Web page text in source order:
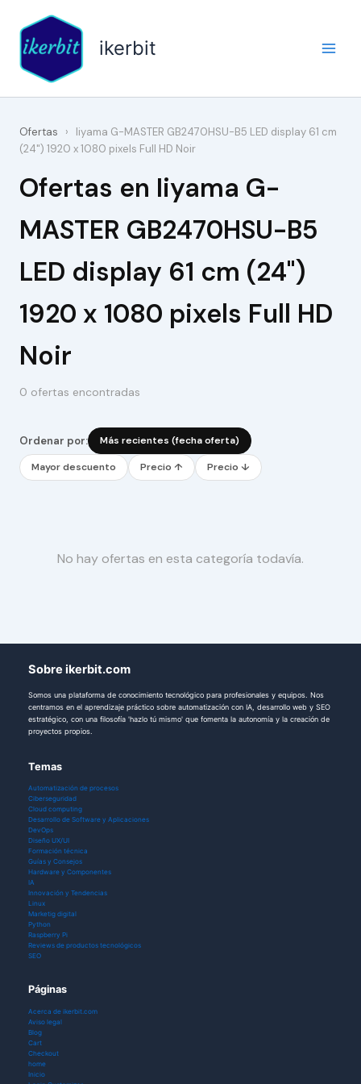
contenido
ikerbit
Ofertas ›
Iiyama G-MASTER GB2470HSU-B5 LED display 61 cm
(24") 1920 x 1080 pixels Full HD Noir
Ofertas en Iiyama G-
MASTER GB2470HSU-B5
LED display 61 cm (24")
1920 x 1080 pixels Full HD
Noir
0 ofertas encontradas
Ordenar por: Más recientes (fecha oferta)
Mayor descuento Precio ↑ Precio ↓
No hay ofertas en esta categoría todavía.
Sobre ikerbit.com
Somos una plataforma de conocimiento tecnológico para profesionales y equipos. Nos
centramos en el aprendizaje práctico sobre automatización con IA, desarrollo web y SEO
estratégico, con una filosofía 'hazlo tú mismo' que fomenta la autonomía y la creación de
proyectos propios.
Temas
Automatización de procesos
Ciberseguridad
Cloud computing
Desarrollo de Software y Aplicaciones
DevOps
Diseño UX/UI
Formación técnica
Guías y Consejos
Hardware y Componentes
IA
Innovación y Tendencias
Linux
Marketig digital
Python
Raspberry Pi
Reviews de productos tecnológicos
SEO
Páginas
Acerca de ikerbit.com
Aviso legal
Blog
Cart
Checkout
home
Inicio